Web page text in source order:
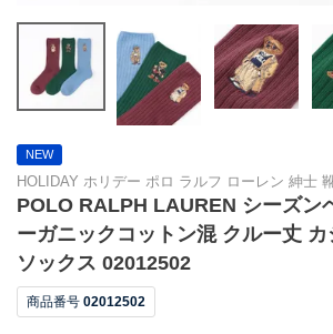
NEW
HOLIDAY ホリデー ポロ ラルフ ローレン 紳士
POLO RALPH LAUREN シーズン
ーガニックコットン混 クルー丈
ソックス 02012502
商品番号 02012502